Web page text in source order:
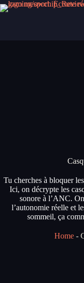
Passer
au
Tu cherches à bloquer
Ici, on décrypte les
sonore à l’ANC.
l’autonomie réelle et
sommeil, ça
Home-